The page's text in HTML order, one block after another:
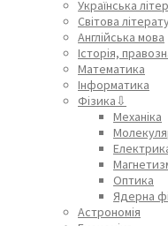
Українська
Світова
Англійська мова
Історія,
Математика
Інформатика
Фізика⇩
Механіка
Оптика
Ядерна
Астрономія